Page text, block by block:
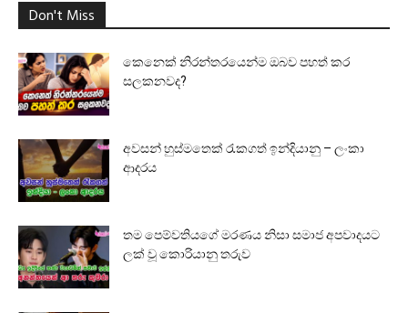
Don't Miss
කෙනෙක් නිරන්තරයෙන්ම ඔබව පහත් කර
සලකනවද?
අවසන් හුස්මතෙක් රැකගත් ඉන්දියානු – ලංකා
ආදරය
තම පෙම්වතියගේ මරණය නිසා සමාජ අපවාදයට
ලක් වූ කොරියානු තරුව